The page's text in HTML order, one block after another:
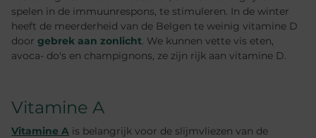
spelen in de immuunrespons, te stimuleren. In de winter
heeft de meerderheid van de Belgen te weinig vitamine D
door gebrek aan zonlicht. We kunnen vette vis eten,
avoca- do's en champignons, ze zijn rijk aan vitamine D.
Vitamine A
Vitamine A is belangrijk voor de slijmvliezen van de